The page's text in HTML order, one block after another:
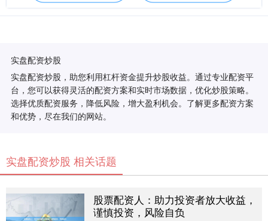
实盘配资炒股
实盘配资炒股，助您利用杠杆资金提升炒股收益。通过专业配资平
台，您可以获得灵活的配资方案和实时市场数据，优化炒股策略。
选择优质配资服务，降低风险，增大盈利机会。了解更多配资方案
和优势，尽在我们的网站。
实盘配资炒股 相关话题
股票配资人：助力投资者放大收益，
谨慎投资，风险自负